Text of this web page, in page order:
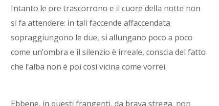
Intanto le ore trascorrono e il cuore della notte non
si fa attendere: in tali faccende affaccendata
sopraggiungono le due, si allungano poco a poco
come un’ombra e il silenzio è irreale, conscia del fatto
che l’alba non è poi così vicina come vorrei.
Ebbene, in questi frangenti, da brava strega, non